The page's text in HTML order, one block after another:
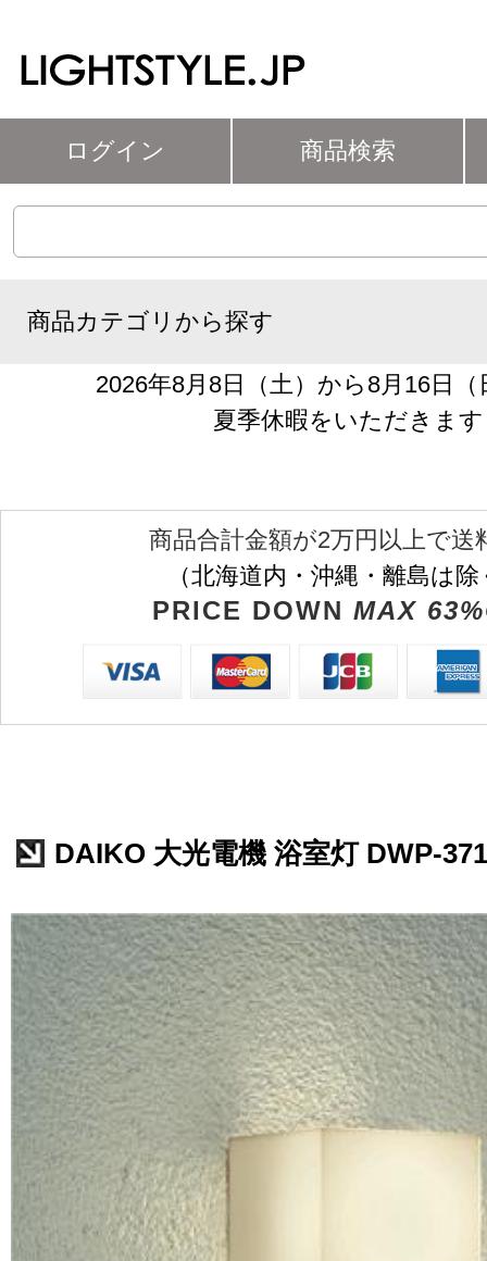
ログイン 商品検索
商品カテゴリから探す
2026年8月8日（土）から8月16日
夏季休暇をいただきます
商品合計金額が2万円以上で送
（北海道内・沖縄・離島は
PRICE DOWN MAX
DAIKO 大光電機 浴室灯 DWP-